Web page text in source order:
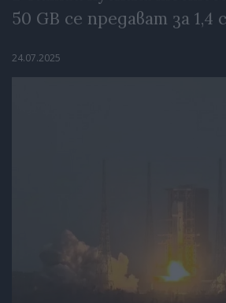
50 GB се предават за 1,4
24.07.2025